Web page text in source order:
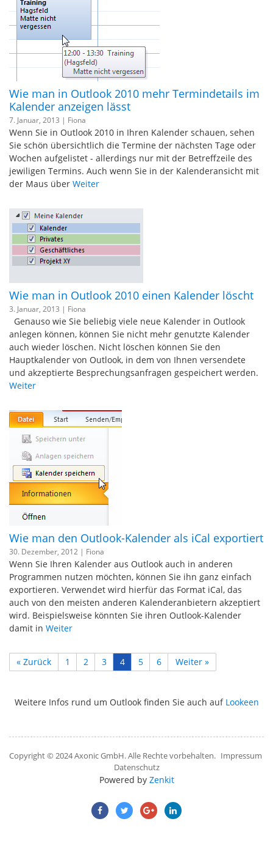
Wie man in Outlook 2010 mehr Termindetails im
Kalender anzeigen lässt
7. Januar, 2013 | Fiona
Wenn Sie in Outlook 2010 in Ihren Kalender schauen, sehen
Sie schön übersichtlich die Termine der nächsten Tage oder
Wochen aufgelistet - allerdings nur mit der Betreffzeile des
jewiligen Termins. Auch wenn Sie in der Kalenderansicht mit
der Maus über Weiter
Wie man in Outlook 2010 einen Kalender löscht
3. Januar, 2013 | Fiona
Genauso wie Sie beliebig viele neue Kalender in Outlook
anlegen können, können Sie nicht mehr genutzte Kalender
auch wieder löschen. Nicht löschen können Sie den
Hauptkalender von Outlook, in dem von Ihnen versendete
und akzeptierte Besprechungsanfragen gespeichert werden.
Weiter
Wie man den Outlook-Kalender als iCal exportiert
30. Dezember, 2012 | Fiona
Wenn Sie Ihren Kalender aus Outlook auch in anderen
Programmen nutzen möchten, können Sie ihn ganz einfach
exportieren. Verwendet wird hierfür das Format iCal, das
auch von den meisten anderen Kalenderanbietern akzeptiert
wird. Beispielsweise könnten Sie ihren Outlook-Kalender
damit in Weiter
« Zurück 1 2 3 4 5 6 Weiter »
Weitere Infos rund um Outlook finden Sie auch auf Lookeen
Copyright © 2024 Axonic GmbH. Alle Rechte vorbehalten. Impressum
Datenschutz
Powered by Zenkit